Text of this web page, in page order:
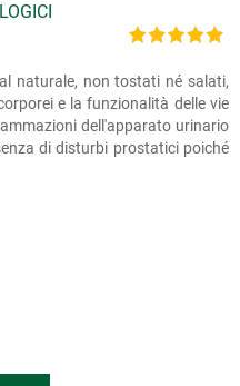
naturale, non tostati né salati,
e la funzionalità delle vie
dell'apparato urinario
di disturbi prostatici poiché